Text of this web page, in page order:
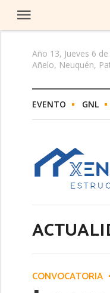
Año 13, Jueves 6
Añelo, Neuquén,
EVENTO GNL
CONVOCATORIA